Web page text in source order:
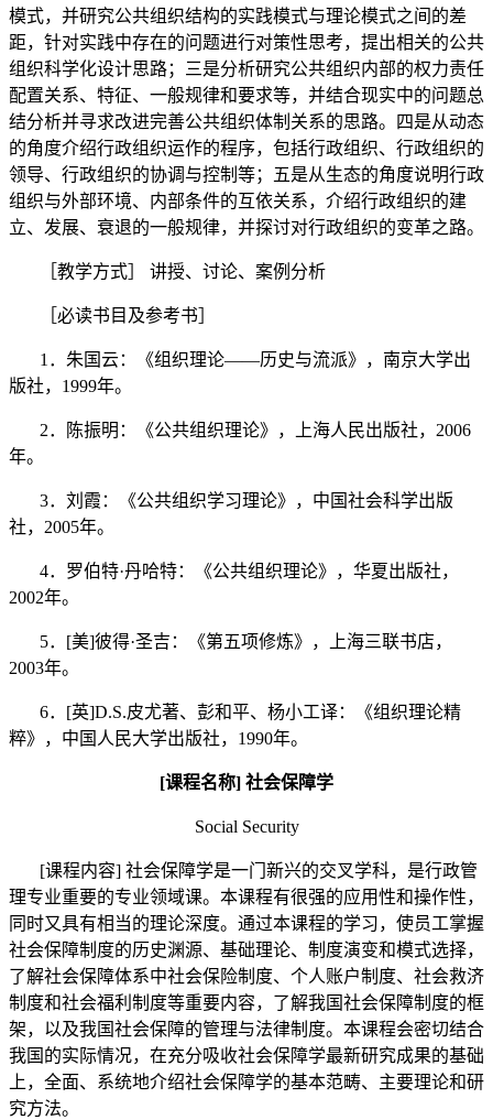
模式，并研究公共组织结构的实践模式与理论模式之间的差
距，针对实践中存在的问题进行对策性思考，提出相关的公共
组织科学化设计思路；三是分析研究公共组织内部的权力责任
配置关系、特征、一般规律和要求等，并结合现实中的问题总
结分析并寻求改进完善公共组织体制关系的思路。四是从动态
的角度介绍行政组织运作的程序，包括行政组织、行政组织的
领导、行政组织的协调与控制等；五是从生态的角度说明行政
组织与外部环境、内部条件的互依关系，介绍行政组织的建
立、发展、衰退的一般规律，并探讨对行政组织的变革之路。
［教学方式］ 讲授、讨论、案例分析
［必读书目及参考书］
1 ．朱国云：《组织理论——历史与流派》，南京大学出
版社， 1999年。
2．陈振明：《公共组织理论》，上海人民出版社， 2006
年。
3．刘霞：《公共组织学习理论》，中国社会科学出版
社， 2005年。
4．罗伯特·丹哈特：《公共组织理论》，华夏出版社，
2002年。
5． [美]彼得·圣吉 ：《第五项修炼》，上海三联书店，
2003年。
6． [英]D.S.皮尤著、彭和平、杨小工译：《组织理论精
粹》，中国人民大学出版社， 1990年。
[课程名称] 社会保障学
Social Security
[课程内容] 社会保障学是一门新兴的交叉学科，是行政管
理专业重要的专业领域课。本课程有很强的应用性和操作性，
同时又具有相当的理论深度。通过本课程的学习，使员工掌握
社会保障制度的历史渊源、基础理论、制度演变和模式选择，
了解社会保障体系中社会保险制度、个人账户制度、社会救济
制度和社会福利制度等重要内容，了解我国社会保障制度的框
架，以及我国社会保障的管理与法律制度。本课程会密切结合
我国的实际情况，在充分吸收社会保障学最新研究成果的基础
上，全面、系统地介绍社会保障学的基本范畴、主要理论和研
究方法。